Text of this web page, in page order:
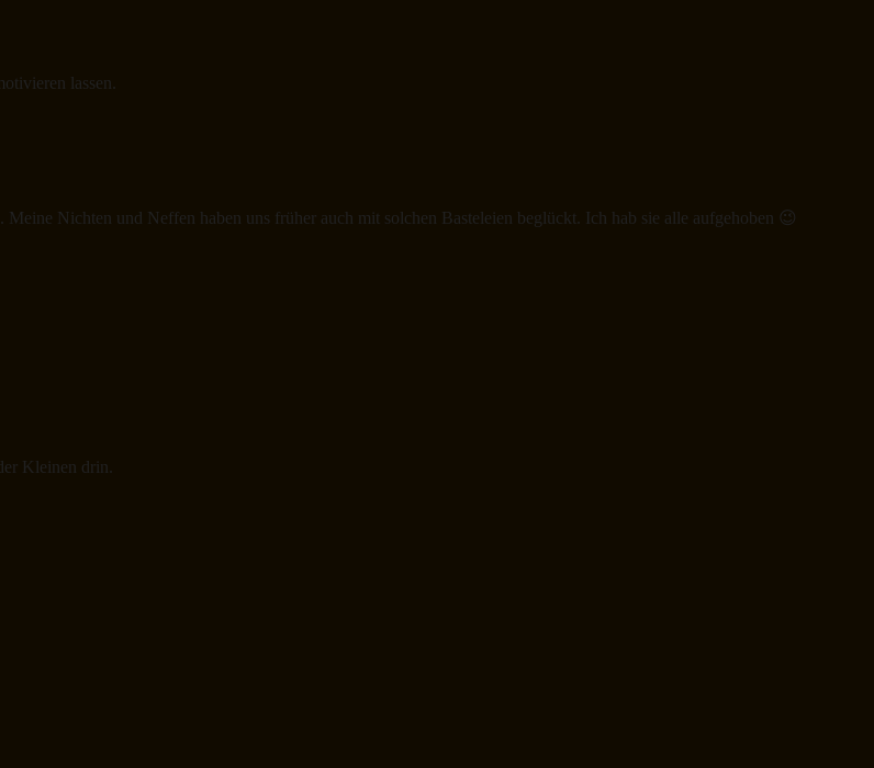
lassen.
Nichten und Neffen haben uns früher auch mit solchen Basteleien beglückt. Ich hab sie alle aufgehoben 😉
Kleinen drin.